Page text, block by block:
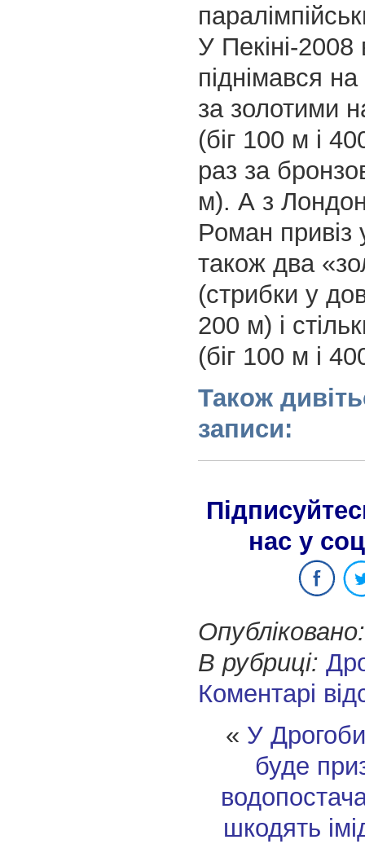
У Пекіні-2008
піднімався на
за золотими
(біг 100 м і
раз за
м). А з
Роман привіз
також два
(стрибки у
200 м) і
(біг 100 м і
Також
записи:
нас у
Опубліковано:
В рубриці:
Коментарі
« У
буде
шкодять